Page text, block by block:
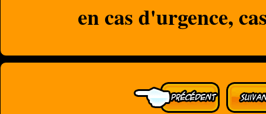
en cas d'urgence,